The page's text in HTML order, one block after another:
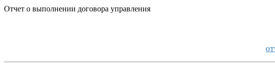
Отчет о выполнении договора управления